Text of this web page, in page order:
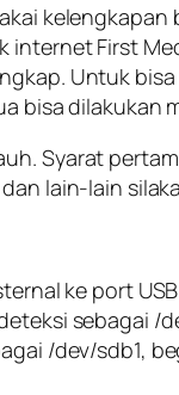
internet First
Untuk
bisa dilakukan
Syarat
lain-lain
ke port
sebagai /
/dev/sdb1,